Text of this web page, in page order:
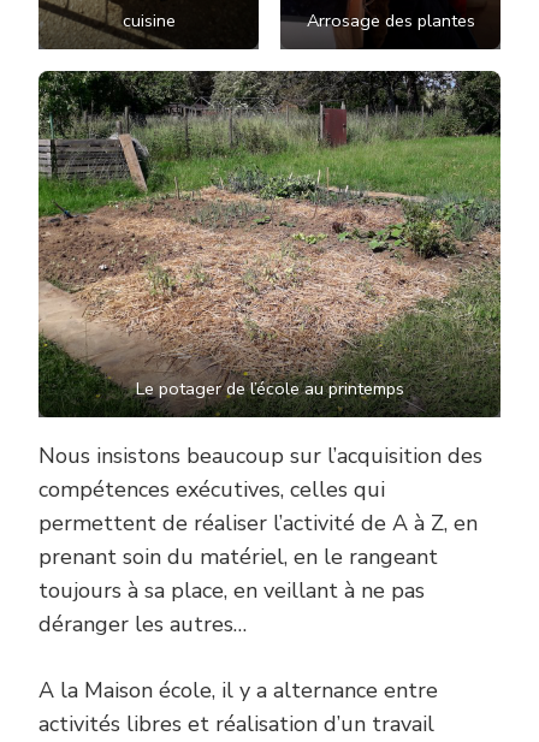
cuisine Arrosage des plantes
Le potager de l’école au printemps
Nous insistons beaucoup sur l’acquisition des
compétences exécutives, celles qui
permettent de réaliser l’activité de A à Z, en
prenant soin du matériel, en le rangeant
toujours à sa place, en veillant à ne pas
déranger les autres…
A la Maison école, il y a alternance entre
activités libres et réalisation d’un travail